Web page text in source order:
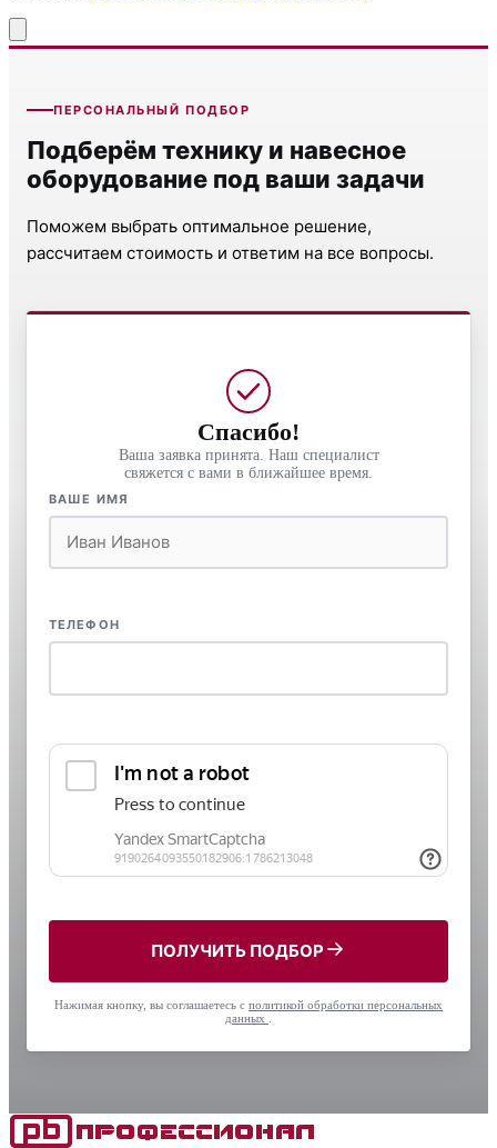
ПЕРСОНАЛЬНЫЙ ПОДБОР
Подберём технику и навесное
оборудование под ваши задачи
Поможем выбрать оптимальное решение,
рассчитаем стоимость и ответим на все вопросы.
Спасибо!
Ваша заявка принята. Наш специалист
свяжется с вами в ближайшее время.
ВАШЕ ИМЯ
ТЕЛЕФОН
ПОЛУЧИТЬ ПОДБОР
Нажимая кнопку, вы соглашаетесь с политикой обработки персональных
данных